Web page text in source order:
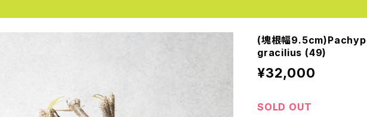
(塊根幅
gracilius (49)
¥32,000
SOLD OUT